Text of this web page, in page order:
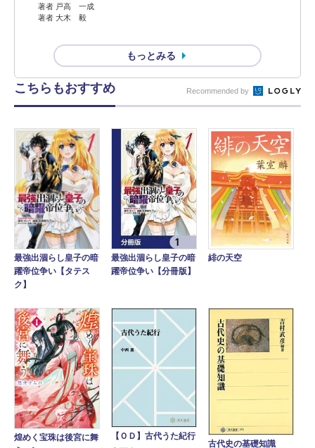
著者 戸高 一成
著者 大木 毅
もっとみる
こちらもおすすめ Recommended by
最強出涸らし皇子の暗
躍帝位争い【タテス
ク】
最強出涸らし皇子の暗
躍帝位争い【分冊版】
緋の天空
煌めく宝珠は後宮に舞
【ＯＤ】古代うた紀行
古代史の基礎知識